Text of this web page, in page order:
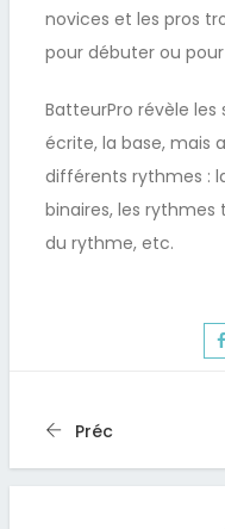
novices et les pros
pour débuter ou
BatteurPro révèle
écrite, la base, mais
différents rythmes :
binaires, les rythmes
du rythme, etc.
Préc